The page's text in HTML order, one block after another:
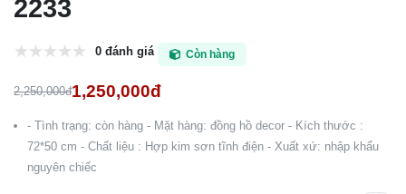
2233
0 đánh giá Còn hàng
2,250,000đ1,250,000đ
- Tình trạng: còn hàng - Mặt hàng: đồng hồ decor - Kích thước :
72*50 cm - Chất liệu : Hợp kim sơn tĩnh điện - Xuất xứ: nhập khẩu
nguyên chiếc